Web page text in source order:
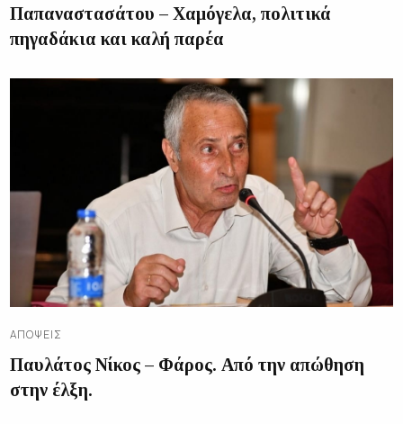
Παπαναστασάτου – Χαμόγελα, πολιτικά
πηγαδάκια και καλή παρέα
ΑΠΌΨΕΙΣ
Παυλάτος Νίκος – Φάρος. Από την απώθηση
στην έλξη.